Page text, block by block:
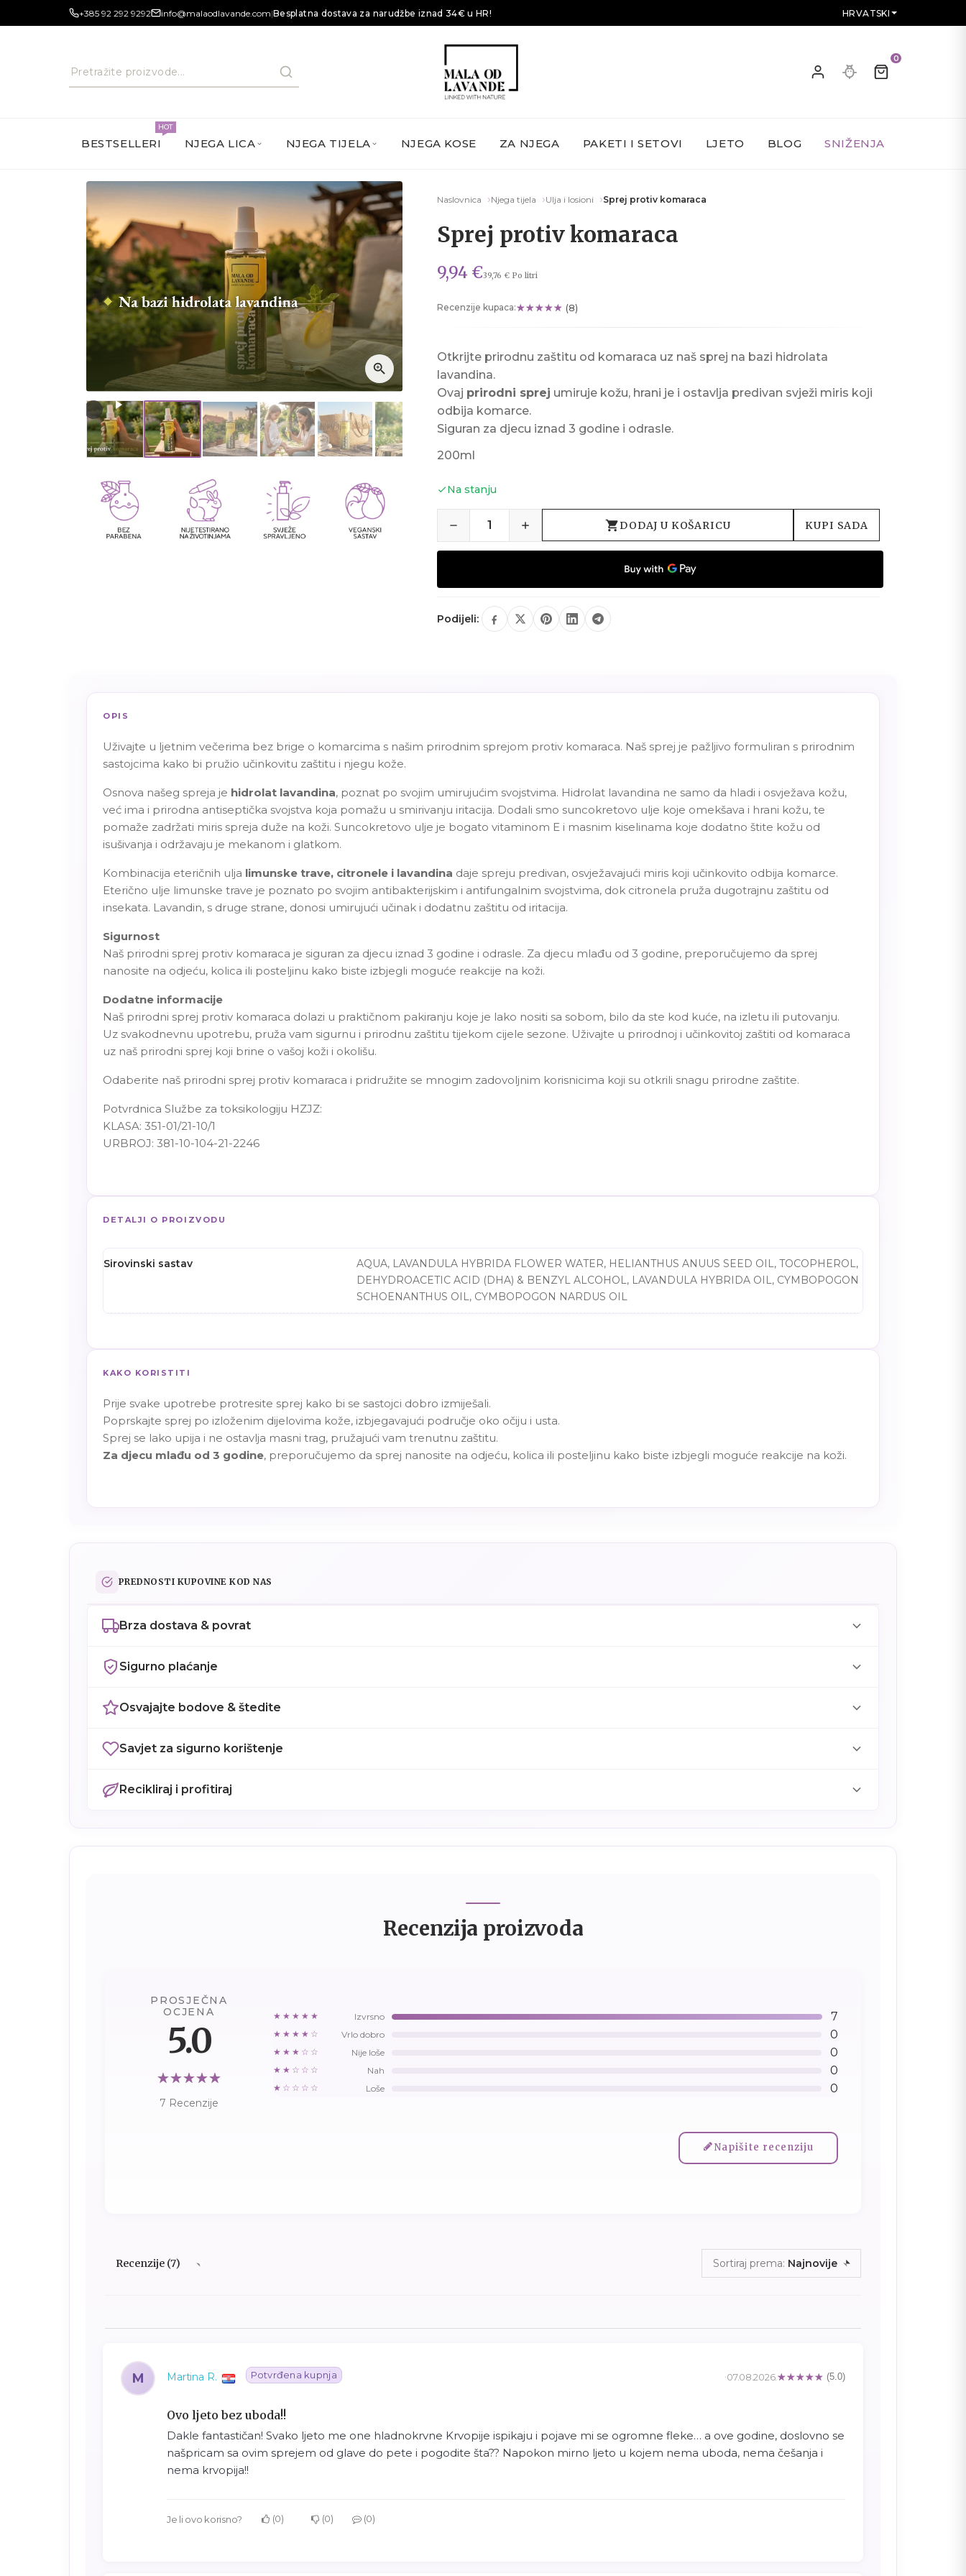
+385 92 292 9292 info@malaodlavande.com|Besplatna dostava za narudžbe iznad 34€ u HR! HRVATSKI
0
BESTSELLERI
HOT
NJEGA LICA NJEGA TIJELA NJEGA KOSE ZA NJEGA PAKETI I SETOVI LJETO BLOG SNIŽENJA
Naslovnica Njega tijela Ulja i losioni Sprej protiv komaraca
Sprej protiv komaraca
9,94 €39,76 € Po litri
Recenzije kupaca: (8)
Otkrijte prirodnu zaštitu od komaraca uz naš sprej na bazi hidrolata
lavandina.
Ovaj prirodni sprej umiruje kožu, hrani je i ostavlja predivan svježi miris koji
odbija komarce.
Siguran za djecu iznad 3 godine i odrasle.
200ml
Na stanju
DODAJ U KOŠARICU KUPI SADA
Podijeli:
OPIS
Uživajte u ljetnim večerima bez brige o komarcima s našim prirodnim sprejom protiv komaraca. Naš sprej je pažljivo formuliran s prirodnim
sastojcima kako bi pružio učinkovitu zaštitu i njegu kože.
Osnova našeg spreja je hidrolat lavandina, poznat po svojim umirujućim svojstvima. Hidrolat lavandina ne samo da hladi i osvježava kožu,
već ima i prirodna antiseptička svojstva koja pomažu u smirivanju iritacija. Dodali smo suncokretovo ulje koje omekšava i hrani kožu, te
pomaže zadržati miris spreja duže na koži. Suncokretovo ulje je bogato vitaminom E i masnim kiselinama koje dodatno štite kožu od
isušivanja i održavaju je mekanom i glatkom.
Kombinacija eteričnih ulja limunske trave, citronele i lavandina daje spreju predivan, osvježavajući miris koji učinkovito odbija komarce.
Eterično ulje limunske trave je poznato po svojim antibakterijskim i antifungalnim svojstvima, dok citronela pruža dugotrajnu zaštitu od
insekata. Lavandin, s druge strane, donosi umirujući učinak i dodatnu zaštitu od iritacija.
Sigurnost
Naš prirodni sprej protiv komaraca je siguran za djecu iznad 3 godine i odrasle. Za djecu mlađu od 3 godine, preporučujemo da sprej
nanosite na odjeću, kolica ili posteljinu kako biste izbjegli moguće reakcije na koži.
Dodatne informacije
Naš prirodni sprej protiv komaraca dolazi u praktičnom pakiranju koje je lako nositi sa sobom, bilo da ste kod kuće, na izletu ili putovanju.
Uz svakodnevnu upotrebu, pruža vam sigurnu i prirodnu zaštitu tijekom cijele sezone. Uživajte u prirodnoj i učinkovitoj zaštiti od komaraca
uz naš prirodni sprej koji brine o vašoj koži i okolišu.
Odaberite naš prirodni sprej protiv komaraca i pridružite se mnogim zadovoljnim korisnicima koji su otkrili snagu prirodne zaštite.
Potvrdnica Službe za toksikologiju HZJZ:
KLASA: 351-01/21-10/1
URBROJ: 381-10-104-21-2246
DETALJI O PROIZVODU
Sirovinski sastav
AQUA, LAVANDULA HYBRIDA FLOWER WATER, HELIANTHUS ANUUS SEED OIL, TOCOPHEROL,
DEHYDROACETIC ACID (DHA) & BENZYL ALCOHOL, LAVANDULA HYBRIDA OIL, CYMBOPOGON
SCHOENANTHUS OIL, CYMBOPOGON NARDUS OIL
KAKO KORISTITI
Prije svake upotrebe protresite sprej kako bi se sastojci dobro izmiješali.
Poprskajte sprej po izloženim dijelovima kože, izbjegavajući područje oko očiju i usta.
Sprej se lako upija i ne ostavlja masni trag, pružajući vam trenutnu zaštitu.
Za djecu mlađu od 3 godine, preporučujemo da sprej nanosite na odjeću, kolica ili posteljinu kako biste izbjegli moguće reakcije na koži.
PREDNOSTI KUPOVINE KOD NAS
Brza dostava & povrat
Sigurno plaćanje
Osvajajte bodove & štedite
Savjet za sigurno korištenje
Recikliraj i profitiraj
Recenzija proizvoda
PROSJEČNA
OCJENA
5.0
7 Recenzije
★★★★★ Izvrsno 7
★★★★☆ Vrlo dobro 0
★★★☆☆ Nije loše 0
★★☆☆☆ Nah 0
★☆☆☆☆ Loše 0
Napišite recenziju
Recenzije (7) Sortiraj prema: Najnovije
M Martina R. Potvrđena kupnja (5.0)
07.08.2026.
Ovo ljeto bez uboda!!
Dakle fantastičan! Svako ljeto me one hladnokrvne Krvopije ispikaju i pojave mi se ogromne fleke… a ove godine, doslovno se
našpricam sa ovim sprejem od glave do pete i pogodite šta?? Napokon mirno ljeto u kojem nema uboda, nema češanja i
nema krvopija!!
Je li ovo korisno? 0 0 0